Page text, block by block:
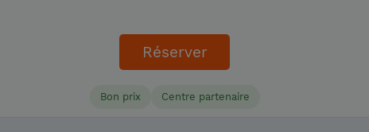
Réserver
Bon prix Centre partenaire